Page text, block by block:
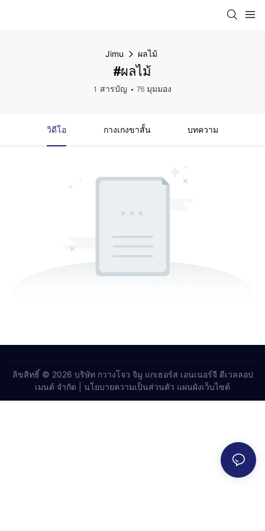
Jimu ผลไม้
#ผลไม้
1 สารบัญ 76 มุมมอง
วิดีโอ กางเกงขาสั้น บทความ
ลิขสิทธิ์ © 2026 บริษัท กวางโจว จิมู แกเธอร์ส เอนเนอร์จี ดีเวลลอป
เมนต์ จำกัด |
นโยบายความเป็นส่วนตัว แผนผังเว็บไซต์